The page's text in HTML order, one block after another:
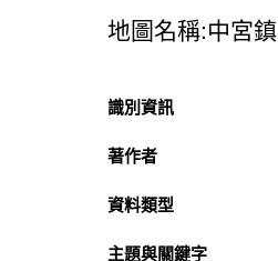
地圖名稱:中宮鎮
識別資訊
著作者
資料類型
主題與關鍵字